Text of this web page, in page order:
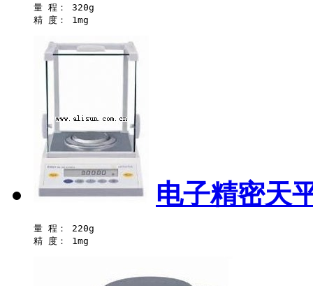
量 程： 320g
电子精密天
量 程： 220g